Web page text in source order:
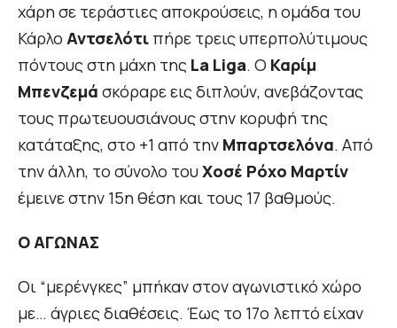
χάρη σε τεράστιες αποκρούσεις, η ομάδα του
Κάρλο Αντσελότι πήρε τρεις υπερπολύτιμους
πόντους στη μάχη της La Liga. Ο Καρίμ
Μπενζεμά σκόραρε εις διπλούν, ανεβάζοντας
τους πρωτευουσιάνους στην κορυφή της
κατάταξης, στο +1 από την Μπαρτσελόνα. Από
την άλλη, το σύνολο τουΧοσέ Ρόχο Μαρτίν
έμεινε στην 15η θέση και τους 17 βαθμούς.
Ο ΑΓΩΝΑΣ
Οι “μερένγκες” μπήκαν στον αγωνιστικό χώρο
με… άγριες διαθέσεις. Έως το 17ο λεπτό είχαν